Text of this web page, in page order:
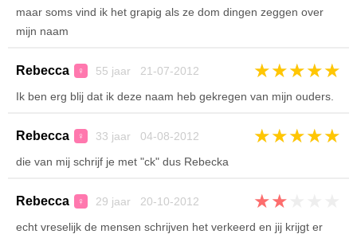
maar soms vind ik het grapig als ze dom dingen zeggen over
mijn naam
Rebecca ♀ 55 jaar 21-07-2012 ★★★★★
Ik ben erg blij dat ik deze naam heb gekregen van mijn ouders.
Rebecca ♀ 33 jaar 04-08-2012 ★★★★★
die van mij schrijf je met "ck" dus Rebecka
Rebecca ♀ 29 jaar 20-10-2012 ★★
echt vreselijk de mensen schrijven het verkeerd en jij krijgt er